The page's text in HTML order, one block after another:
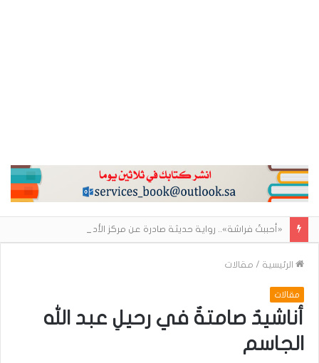
الرئيسية / مقالات
مقالات
أناشيدٌ صامتةٌ في رحيلِ عبد الله
الجاسم